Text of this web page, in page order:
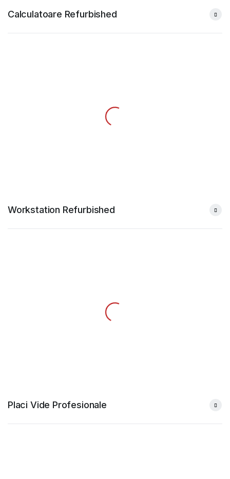
Calculatoare Refurbished
Workstation Refurbished
Placi Vide Profesionale